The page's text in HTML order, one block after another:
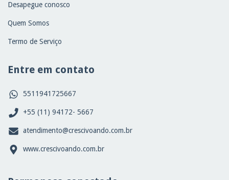
Desapegue conosco
Quem Somos
Termo de Serviço
Entre em contato
5511941725667
+55 (11) 94172- 5667
atendimento@crescivoando.com.br
www.crescivoando.com.br